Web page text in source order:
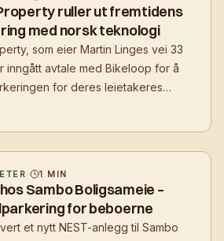
ruller ut fremtidens
med norsk teknologi
som eier Martin Linges vei 33
inngått avtale med Bikeloop for å
for deres leietakeres
Avtalen markerer et teknologisk
· 1 MIN
Sambo Boligsameie –
for beboerne
et nytt NEST-anlegg til Sambo